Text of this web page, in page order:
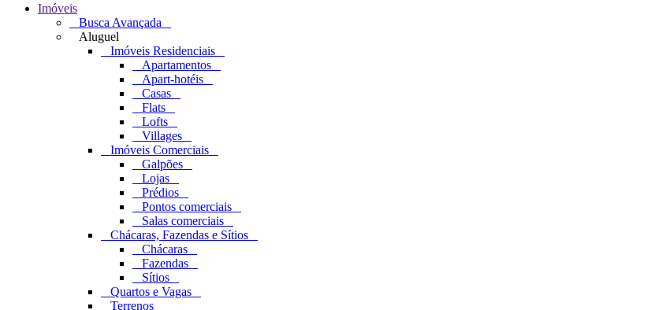
Imóveis
Busca Avançada
Aluguel
Imóveis Residenciais
Apartamentos
Apart-hotéis
Casas
Flats
Lofts
Villages
Imóveis Comerciais
Galpões
Lojas
Prédios
Pontos comerciais
Salas comerciais
Chácaras, Fazendas e Sítios
Chácaras
Fazendas
Sítios
Quartos e Vagas
Terrenos